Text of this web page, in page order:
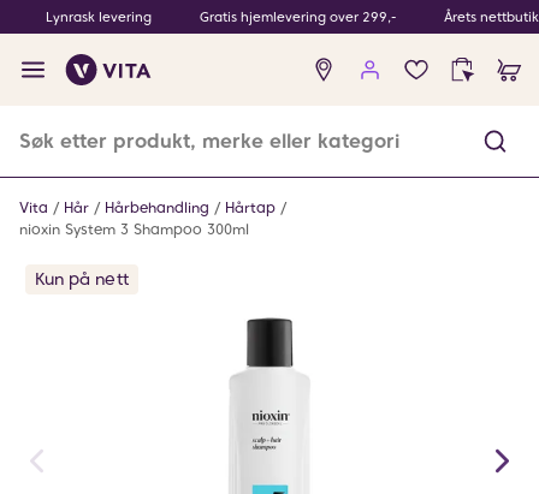
Lynrask levering Gratis hjemlevering over 299,- Årets
Ingen
produkter
Vita Hår Hårbehandling
Hårtap
nioxin System 3 Shampoo 300ml
Kun på nett